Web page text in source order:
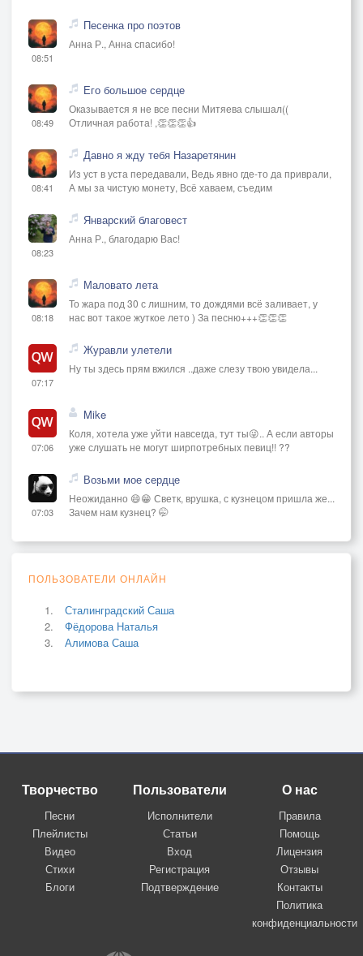
08:51
Песенка про поэтов
Анна Р., Анна спасибо!
08:49
Его большое сердце
Оказывается я не все песни Митяева слышал((
Отличная работа! ,👏👏👏👍
08:41
Давно я жду тебя Назаретянин
Из уст в уста передавали, Ведь явно где-то да приврали,
А мы за чистую монету, Всё хаваем, съедим
08:23
Январский благовест
Анна Р., благодарю Вас!
08:18
Маловато лета
То жара под 30 с лишним, то дождями всё заливает, у
нас вот такое жуткое лето ) За песню+++👏👏👏
07:17
Журавли улетели
Ну ты здесь прям вжился ..даже слезу твою увидела...
07:06
Mike
Коля, хотела уже уйти навсегда, тут ты😜.. А если авторы
уже слушать не могут ширпотребных певиц!! ??
07:03
Возьми мое сердце
Неожиданно 😄😁 Светк, врушка, с кузнецом пришла же...
Зачем нам кузнец? 🤭
ПОЛЬЗОВАТЕЛИ ОНЛАЙН
Сталинградский Саша
Фёдорова Наталья
Алимова Саша
Творчество
Песни
Плейлисты
Видео
Стихи
Блоги
Пользователи
Исполнители
Статьи
Вход
Регистрация
Подтверждение
О нас
Правила
Помощь
Лицензия
Отзывы
Контакты
Политика
конфиденциальности